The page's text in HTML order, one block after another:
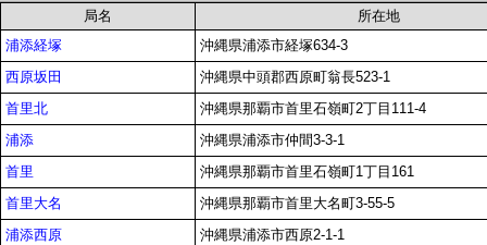
局名
所在地
浦添経塚
沖縄県浦添市経塚634-3
西原坂田
沖縄県中頭郡西原町翁長523-1
首里北
沖縄県那覇市首里石嶺町2丁目111-4
浦添
沖縄県浦添市仲間3-3-1
首里
沖縄県那覇市首里石嶺町1丁目161
首里大名
沖縄県那覇市首里大名町3-55-5
浦添西原
沖縄県浦添市西原2-1-1